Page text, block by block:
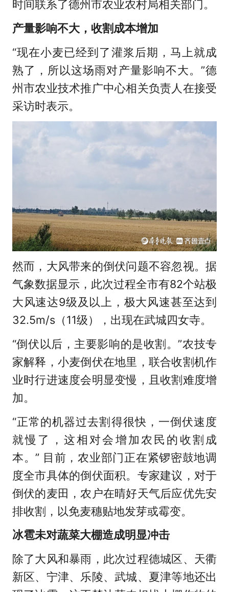
时间联系了德州市农业农村局相关部门。
产量影响不大，收割成本增加
“现在小麦已经到了灌浆后期，马上就成
熟了，所以这场雨对产量影响不大。”德
州市农业技术推广中心相关负责人在接受
采访时表示。
然而，大风带来的倒伏问题不容忽视。据
气象数据显示，此次过程全市有82个站极
大风速达9级及以上，极大风速甚至达到
32.5m/s（11级），出现在武城四女寺。
“倒伏以后，主要影响的是收割。”农技专
家解释，小麦倒伏在地里，联合收割机作
业时行进速度会明显变慢，且收割难度增
加。
“正常的机器过去割得很快，一倒伏速度
就慢了，这相对会增加农民的收割成
本。” 目前，农业部门正在紧锣密鼓地调
度全市具体的倒伏面积。专家建议，对于
倒伏的麦田，农户在晴好天气后应优先安
排收割，以免麦穗贴地发芽或霉变。
冰雹未对蔬菜大棚造成明显冲击
除了大风和暴雨，此次过程德城区、天衢
新区、宁津、乐陵、武城、夏津等地还出